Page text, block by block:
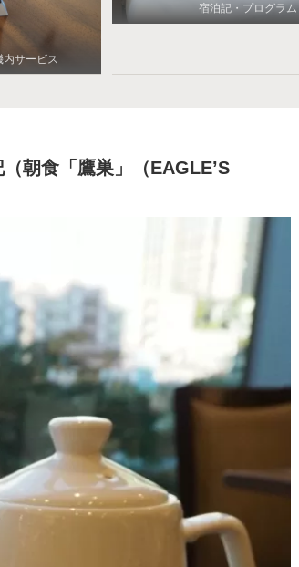
サービス
宿泊記・プログラム
朝食「鷹巣」（EAGLE’S